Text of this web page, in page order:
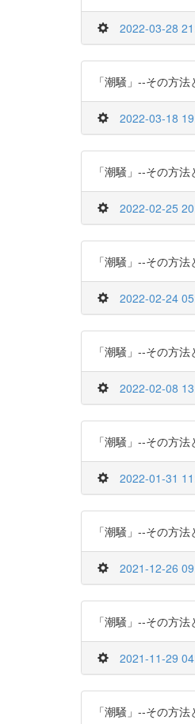
2022-03-28
「潮騒」--その方
2022-03-18
「潮騒」--その方
2022-02-25
「潮騒」--その方
2022-02-24
「潮騒」--その方
2022-02-08
「潮騒」--その方
2022-01-31
「潮騒」--その方
2021-12-26
「潮騒」--その方
2021-11-29
「潮騒」--その方